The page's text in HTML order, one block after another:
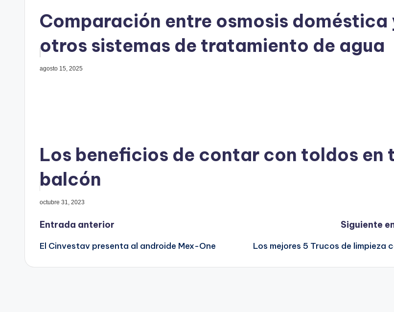
Comparación entre osmosis doméstica
otros sistemas de tratamiento de agua
agosto 15, 2025
Los beneficios de contar con toldos en
balcón
octubre 31, 2023
Navegación
de
Entrada anterior
El Cinvestav presenta al androide Mex-One
Siguiente
Los mejores 5 Trucos de limpieza